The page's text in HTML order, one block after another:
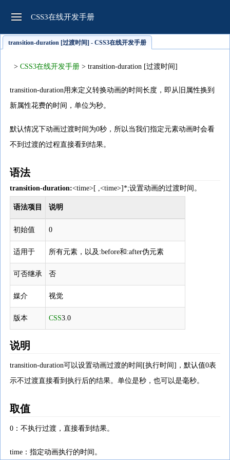
CSS3在线开发手册
transition-duration [过渡时间] - CSS3在线开发手册
> CSS3在线开发手册 > transition-duration [过渡时间]
transition-duration用来定义转换动画的时间长度，即从旧属性换到
新属性花费的时间，单位为秒。
默认情况下动画过渡时间为0秒，所以当我们指定元素动画时会看
不到过渡的过程直接看到结果。
语法
transition-duration:<time>[ ,<time>]*;设置动画的过渡时间。
语法项目 说明
初始值 0
适用于 所有元素，以及:before和:after伪元素
可否继承 否
媒介 视觉
版本 CSS3.0
说明
transition-duration可以设置动画过渡的时间[执行时间]，默认值0表
示不过渡直接看到执行后的结果。单位是秒，也可以是毫秒。
取值
0：不执行过渡，直接看到结果。
time：指定动画执行的时间。